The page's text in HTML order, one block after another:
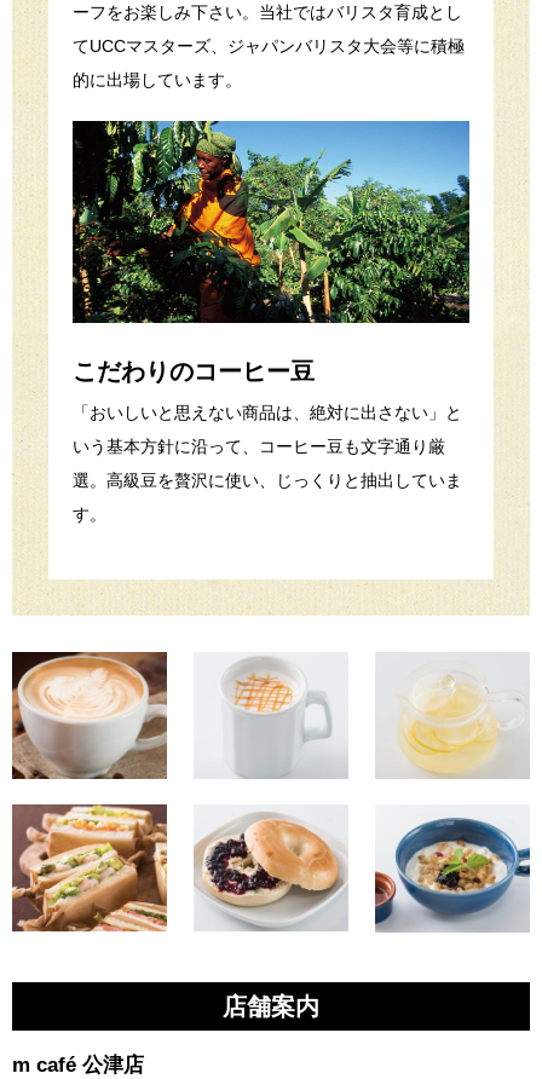
ーフをお楽しみ下さい。当社ではバリスタ育成とし
てUCCマスターズ、ジャパンバリスタ大会等に積極
的に出場しています。
こだわりのコーヒー豆
「おいしいと思えない商品は、絶対に出さない」と
いう基本方針に沿って、コーヒー豆も文字通り厳
選。高級豆を贅沢に使い、じっくりと抽出していま
す。
店舗案内
m café 公津店